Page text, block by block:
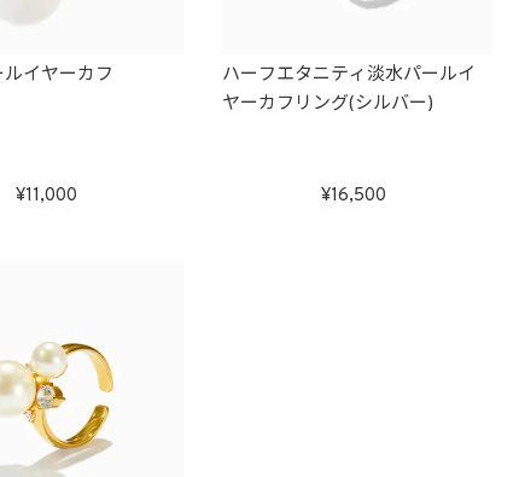
イヤーカフ
11,000
ハーフエタニティ淡水パールイ
ヤーカフリング(シルバー)
16,500